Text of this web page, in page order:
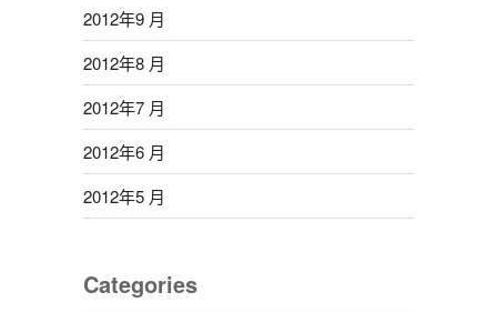
2012年9 月
2012年8 月
2012年7 月
2012年6 月
2012年5 月
Categories